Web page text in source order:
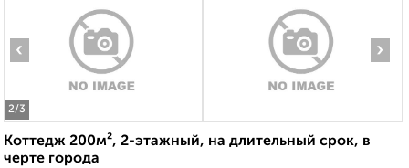
2/3
‹ ›
Коттедж 200м², 2-этажный, на длительный срок, в
черте города